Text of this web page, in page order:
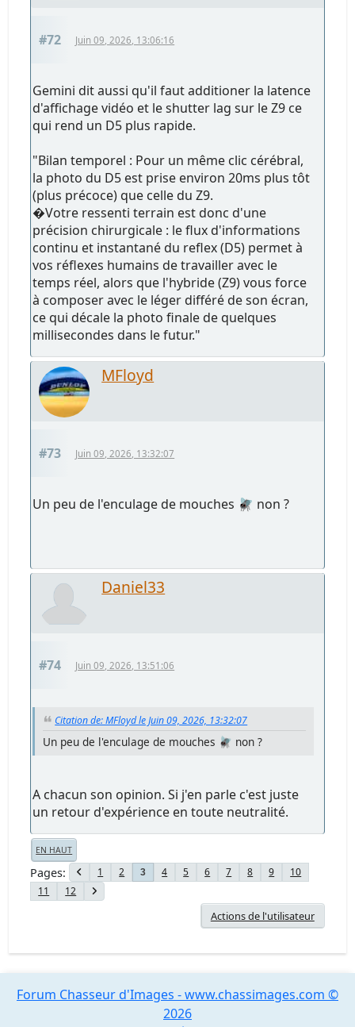
#72 Juin 09, 2026, 13:06:16
Gemini dit aussi qu'il faut additioner la latence
d'affichage vidéo et le shutter lag sur le Z9 ce
qui rend un D5 plus rapide.
"Bilan temporel : Pour un même clic cérébral,
la photo du D5 est prise environ 20ms plus tôt
(plus précoce) que celle du Z9.
�Votre ressenti terrain est donc d'une
précision chirurgicale : le flux d'informations
continu et instantané du reflex (D5) permet à
vos réflexes humains de travailler avec le
temps réel, alors que l'hybride (Z9) vous force
à composer avec le léger différé de son écran,
ce qui décale la photo finale de quelques
millisecondes dans le futur."
MFloyd
#73 Juin 09, 2026, 13:32:07
Un peu de l'enculage de mouches 🪰 non ?
Daniel33
#74 Juin 09, 2026, 13:51:06
Citation de: MFloyd le Juin 09, 2026, 13:32:07
Un peu de l'enculage de mouches 🪰 non ?
A chacun son opinion. Si j'en parle c'est juste
un retour d'expérience en toute neutralité.
EN HAUT
Pages 1 2 3 4 5 6 7 8 9
10
11
12
Actions de l'utilisateur
Forum Chasseur d'Images - www.chassimages.com ©
2026